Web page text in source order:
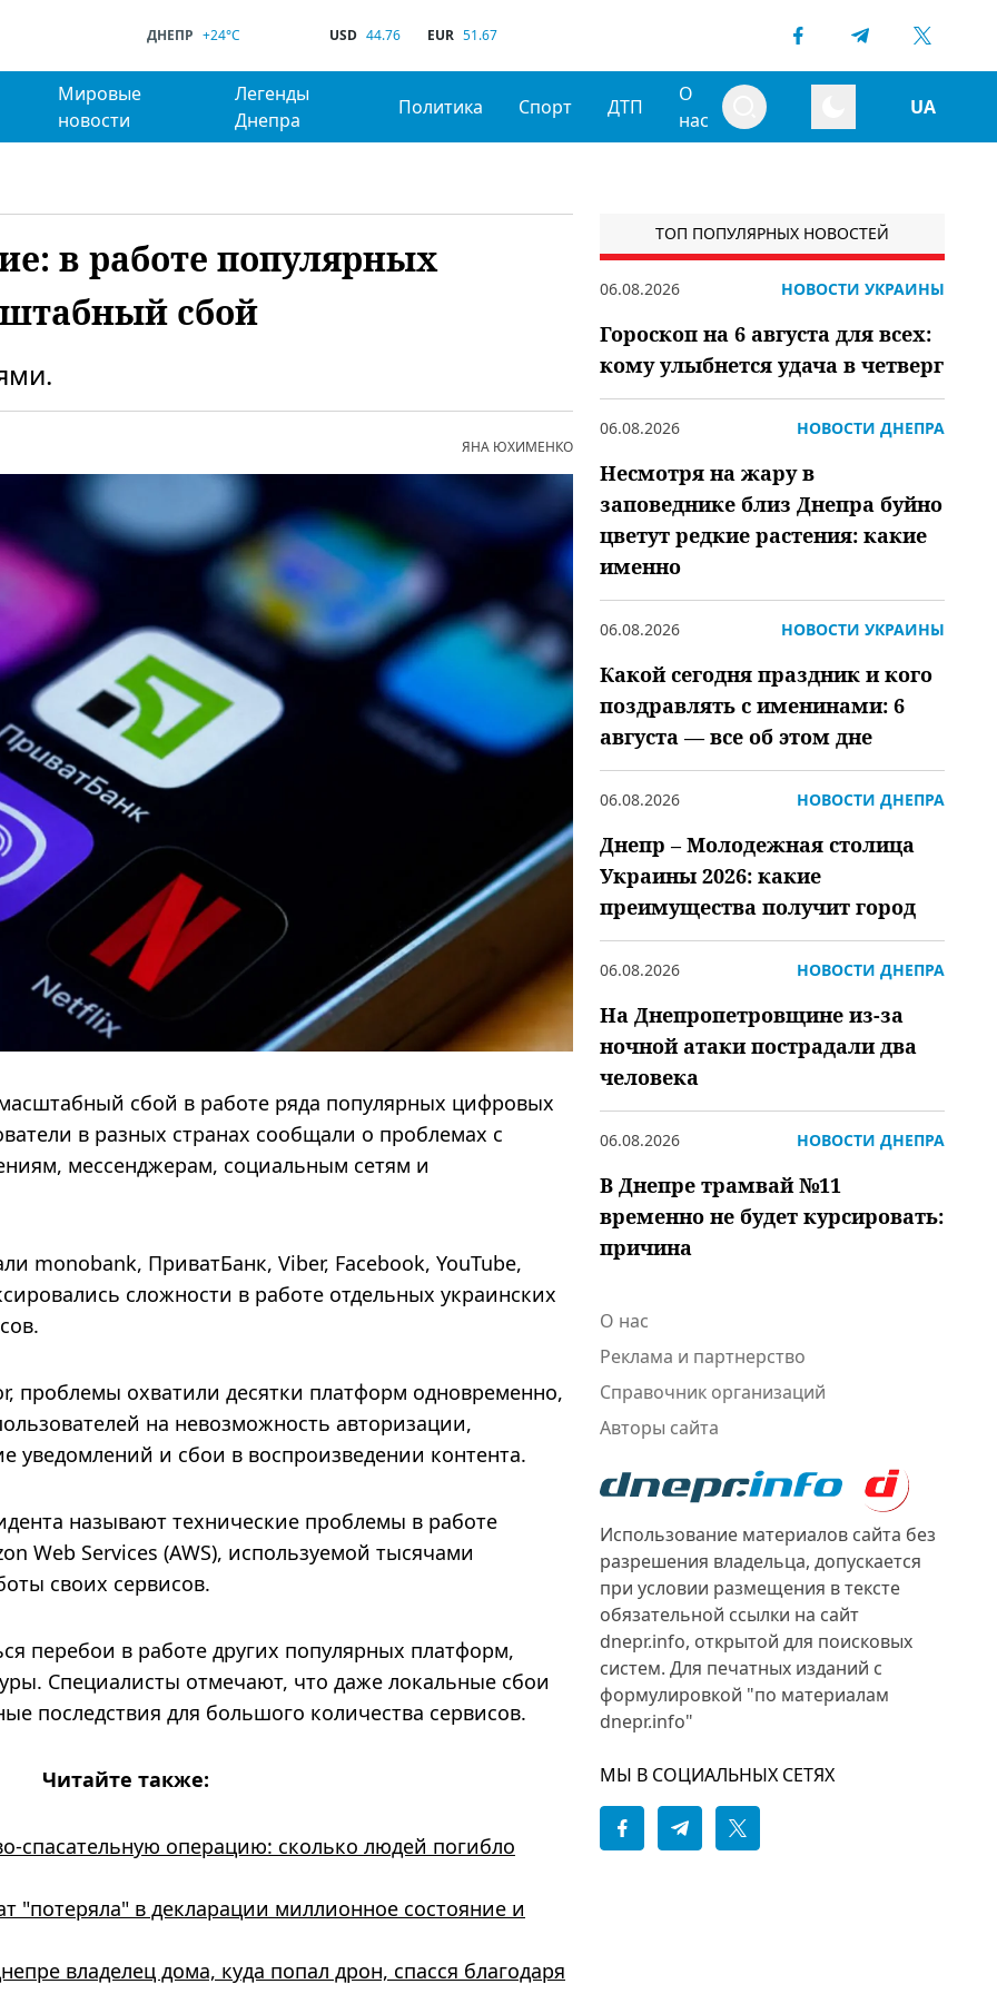
ДНЕПР +24°C USD 44.76 EUR 51.67
Мировые
новости
Легенды
Днепра
Политика Спорт ДТП
О
нас
UA
в работе популярных
сбой
ЯНА ЮХИМЕНКО
сбой в работе ряда популярных цифровых
в разных странах сообщали о проблемах с
мессенджерам, социальным сетям и
monobank, ПриватБанк, Viber, Facebook, YouTube,
сложности в работе отдельных украинских
проблемы охватили десятки платформ одновременно,
на невозможность авторизации,
уведомлений и сбои в воспроизведении контента.
называют технические проблемы в работе
Web Services (AWS), используемой тысячами
своих сервисов.
перебои в работе других популярных платформ,
Специалисты отмечают, что даже локальные сбои
последствия для большого количества сервисов.
Читайте также:
спасательную операцию: сколько людей погибло
"потеряла" в декларации миллионное состояние и
владелец дома, куда попал дрон, спасся благодаря
ТОП ПОПУЛЯРНЫХ НОВОСТЕЙ
06.08.2026 НОВОСТИ УКРАИНЫ
Гороскоп на 6 августа для всех:
кому улыбнется удача в четверг
06.08.2026 НОВОСТИ ДНЕПРА
Несмотря на жару в
заповеднике близ Днепра буйно
цветут редкие растения: какие
именно
06.08.2026 НОВОСТИ УКРАИНЫ
Какой сегодня праздник и кого
поздравлять с именинами: 6
августа — все об этом дне
06.08.2026 НОВОСТИ ДНЕПРА
Днепр – Молодежная столица
Украины 2026: какие
преимущества получит город
06.08.2026 НОВОСТИ ДНЕПРА
На Днепропетровщине из-за
ночной атаки пострадали два
человека
06.08.2026 НОВОСТИ ДНЕПРА
В Днепре трамвай №11
временно не будет курсировать:
причина
О нас
Реклама и партнерство
Справочник организаций
Авторы сайта
Использование материалов сайта без
разрешения владельца, допускается
при условии размещения в тексте
обязательной ссылки на сайт
dnepr.info, открытой для поисковых
систем. Для печатных изданий с
формулировкой "по материалам
dnepr.info"
МЫ В СОЦИАЛЬНЫХ СЕТЯХ